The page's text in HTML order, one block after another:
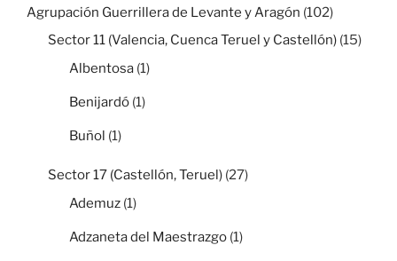
Agrupación Guerrillera de Levante y Aragón (102)
Sector 11 (Valencia, Cuenca Teruel y Castellón) (15)
Albentosa (1)
Benijardó (1)
Buñol (1)
Sector 17 (Castellón, Teruel) (27)
Ademuz (1)
Adzaneta del Maestrazgo (1)